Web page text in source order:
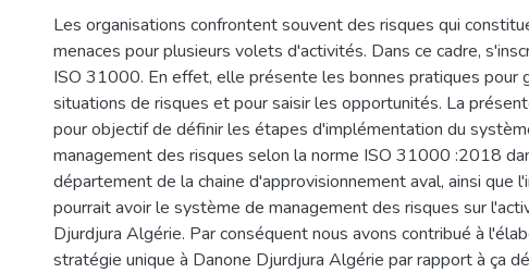
Les organisations confrontent souvent des risques qui
menaces pour plusieurs volets d'activités. Dans ce cadre,
ISO 31000. En effet, elle présente les bonnes pratiques pour
situations de risques et pour saisir les opportunités. La
pour objectif de définir les étapes d'implémentation du
management des risques selon la norme ISO 31000 :2018
département de la chaine d'approvisionnement aval, ainsi que
pourrait avoir le système de management des risques sur
Djurdjura Algérie. Par conséquent nous avons contribué à
stratégie unique à Danone Djurdjura Algérie par rapport à ça